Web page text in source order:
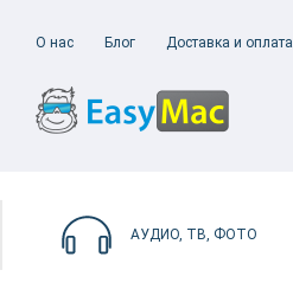
О нас Блог Доставка и оплата
АУДИО, ТВ, ФОТО